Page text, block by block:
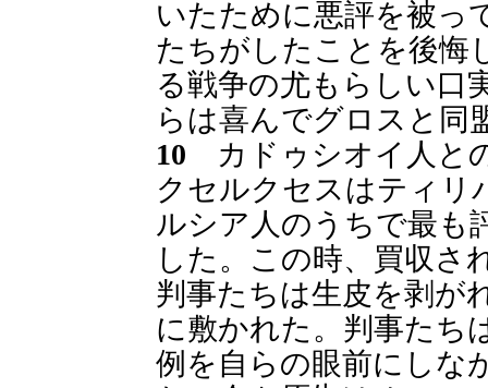
いたために悪評を被っ
たちがしたことを後悔
る戦争の尤もらしい口
らは喜んでグロスと同
10 カドゥシオイ人と
クセルクセスはティリ
ルシア人のうちで最も
した。この時、買収さ
判事たちは生皮を剥が
に敷かれた。判事たち
例を自らの眼前にしな